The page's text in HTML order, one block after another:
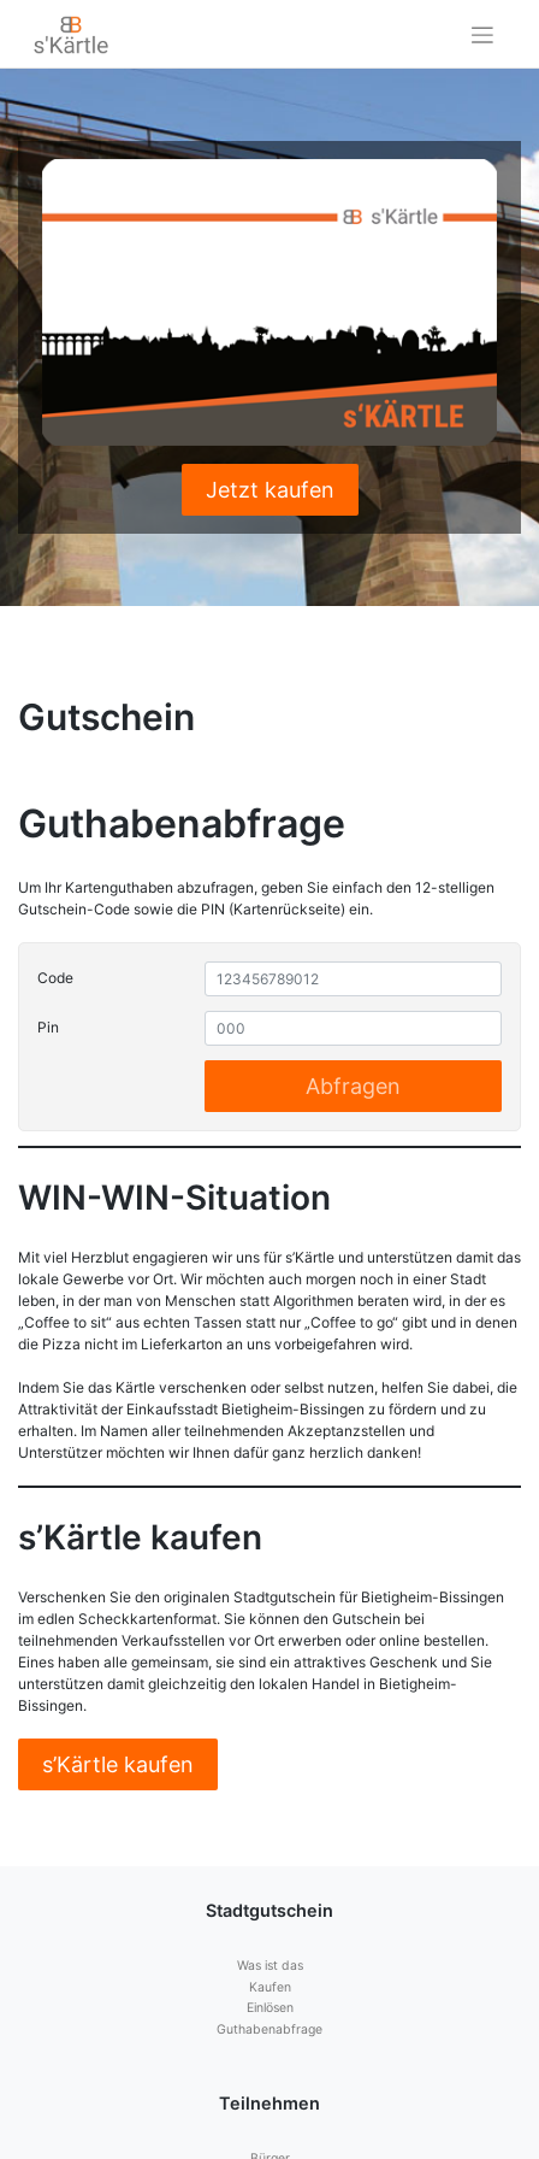
content
Jetzt kaufen
Gutschein
Guthabenabfrage
Um Ihr Kartenguthaben abzufragen, geben Sie einfach den 12-stelligen
Gutschein-Code sowie die PIN (Kartenrückseite) ein.
Code
Pin
Abfragen
WIN-WIN-Situation
Mit viel Herzblut engagieren wir uns für s’Kärtle und unterstützen damit das
lokale Gewerbe vor Ort. Wir möchten auch morgen noch in einer Stadt
leben, in der man von Menschen statt Algorithmen beraten wird, in der es
„Coffee to sit“ aus echten Tassen statt nur „Coffee to go“ gibt und in denen
die Pizza nicht im Lieferkarton an uns vorbeigefahren wird.
Indem Sie das Kärtle verschenken oder selbst nutzen, helfen Sie dabei, die
Attraktivität der Einkaufsstadt Bietigheim-Bissingen zu fördern und zu
erhalten. Im Namen aller teilnehmenden Akzeptanzstellen und
Unterstützer möchten wir Ihnen dafür ganz herzlich danken!
s’Kärtle kaufen
Verschenken Sie den originalen Stadtgutschein für Bietigheim-Bissingen
im edlen Scheckkartenformat. Sie können den Gutschein bei
teilnehmenden Verkaufsstellen vor Ort erwerben oder online bestellen.
Eines haben alle gemeinsam, sie sind ein attraktives Geschenk und Sie
unterstützen damit gleichzeitig den lokalen Handel in Bietigheim-
Bissingen.
s’Kärtle kaufen
Stadtgutschein
Was ist das
Kaufen
Einlösen
Guthabenabfrage
Teilnehmen